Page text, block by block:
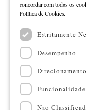
Subscreva
concordar com todos os
Política de Cookies.
Estritamente
Desempenho
Direcionamento
Funcionalidade
Não